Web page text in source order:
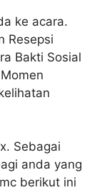
ke acara.
Resepsi
Bakti Sosial
Sebagai
anda yang
berikut ini